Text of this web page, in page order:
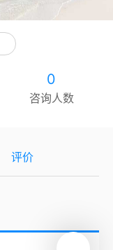
0
咨询人数
评价